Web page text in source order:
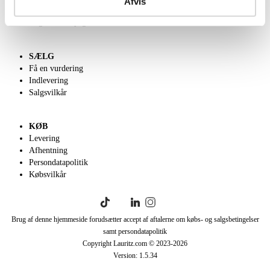
SÆLG
Få en vurdering
Indlevering
Salgsvilkår
KØB
Levering
Afhentning
Persondatapolitik
Købsvilkår
Brug af denne hjemmeside forudsætter accept af aftalerne om købs- og salgsbetingelser
samt persondatapolitik
Copyright Lauritz.com © 2023-2026
Version: 1.5.34